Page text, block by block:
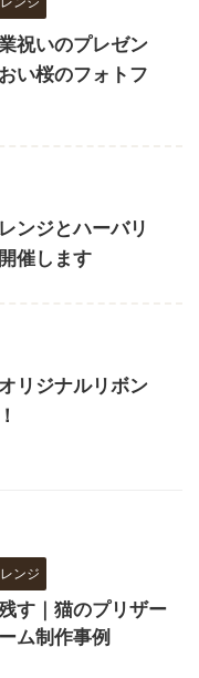
祝いのプレゼン
い桜のフォトフ
ンジとハーバリ
催します
リジナルリボン
ンジ
す｜猫のプリザー
ム制作事例